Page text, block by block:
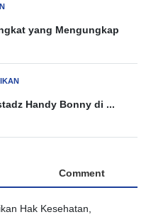
yang Mengungkap
Handy Bonny di ...
Comment
Hak Kesehatan,